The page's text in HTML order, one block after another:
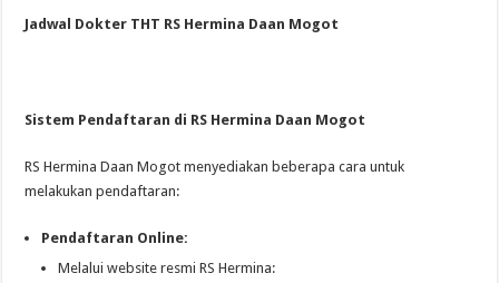
Jadwal Dokter THT RS Hermina Daan Mogot
Sistem Pendaftaran di RS Hermina Daan Mogot
RS Hermina Daan Mogot menyediakan beberapa cara untuk
melakukan pendaftaran:
Pendaftaran Online:
Melalui website resmi RS Hermina: